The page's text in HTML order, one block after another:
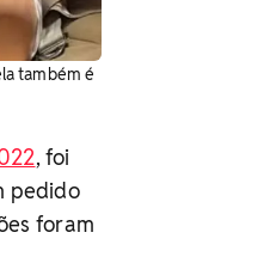
também é
, foi
pedido
foram